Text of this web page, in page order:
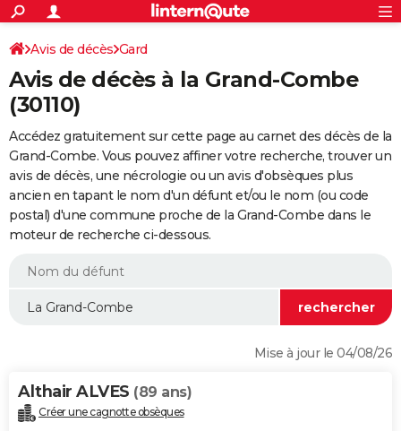
ACTUALITÉS
Politique
Société
Faits Divers
Education
Monde
Villes
+
SPORT
Coupe du monde 2026
Football
Tennis
Cyclisme
Rugby
Forum
FINANCE
Retraite
Impôts
Epargne
Immobilier
Risques naturels par ville
Banque
Assurance
Crédit
Essais
Réserver un essai
Citadines
Berlines
SUV
Forum auto
+
HIGH-TECH
Mobiles
Meilleur smartphone
Internet
Ordinateurs
Jeux vidéo
Guide high-tech
+BRICOLAGE
Forum
Aménagement intérieur
Extérieur
Cuisine
Salle de bains
Jardinage
Rangement
WEEK-END
Guides de France
Escapades
Patrimoine
Expositions
Musées
Week-end nature
LIFESTYLE
Alimentation
Guide de la santé
Maladies
Médicaments
Sommeil
VOYAGE
Destinations
City break
Voyage nature
Voyage de noces
Forum
Climat
+PHOTO
Avis de décès Gard
Avis de décès à la Grand-Combe
(30110)
Accédez gratuitement sur cette page au carnet des décès de la
Grand-Combe. Vous pouvez affiner votre recherche, trouver un
avis de décès, une nécrologie ou un avis d'obsèques plus
ancien en tapant le nom d'un défunt et/ou le nom (ou code
postal) d'une commune proche de la Grand-Combe dans le
moteur de recherche ci-dessous.
Mise à jour le 04/08/26
Althair ALVES (89 ans)
Créer une cagnotte obsèques